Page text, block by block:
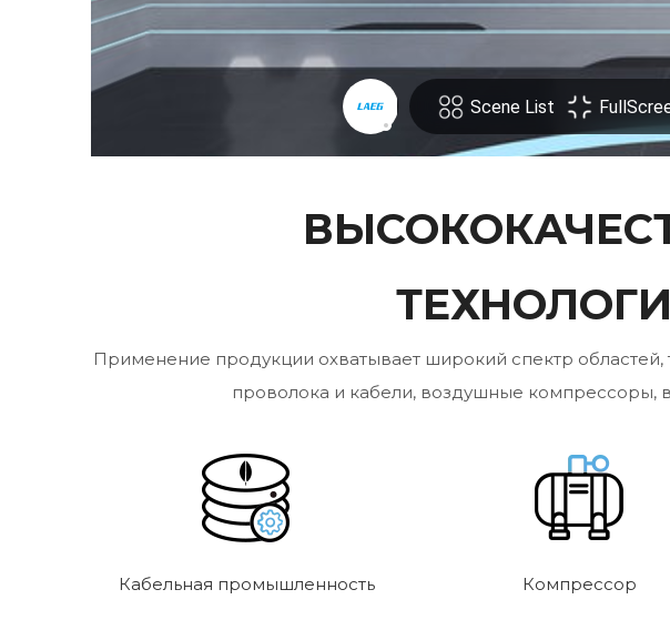
Применение продукции охватывает широкий спектр областей,
проволока и кабели, воздушные компрессоры,
Кабельная промышленность Компрессор